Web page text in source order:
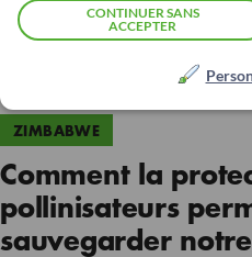
CONTINUER SANS
ACCEPTER
ZIMBABWE
Comment la
pollinisateurs
sauvegarder